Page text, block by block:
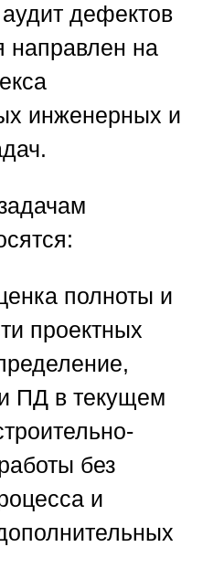
дефектов
направлен на
инженерных и
полноты и
проектных
ПД в текущем
без
и